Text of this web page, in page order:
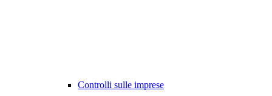
Controlli sulle imprese